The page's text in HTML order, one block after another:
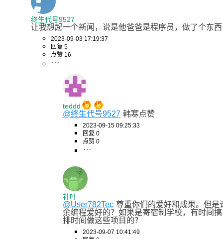
终生代号9527
让我想起一个新闻，说是他爸爸是程序员，做了个东
2023-09-03 17:19:37
回复 5
点赞 16
teddd
@终生代号9527 韩寒点赞
2023-09-15 09:25:33
回复 0
点赞 0
针叶
@User782Tec 尊重你们的爱好和成果。但
余编程爱好的？如果是寄宿制学校，有时间
排时间做这些项目的？
2023-09-07 10:41:49